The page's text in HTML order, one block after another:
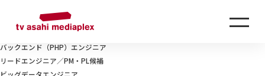
TECHNOLOGY-SOLUTION
【SIer・開発会社営業経験者歓迎】システム開発提案セールス
バックエンド（PHP）エンジニア
リードエンジニア／PM・PL候補